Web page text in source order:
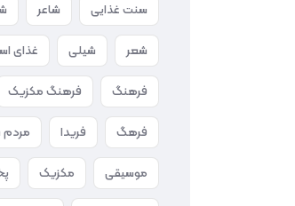
سنت غذایی شاعر
شعر شیلی غذای
فرهنگ فرهنگ مکزیک
فرهگ فریدا
موسیقی مکزیک